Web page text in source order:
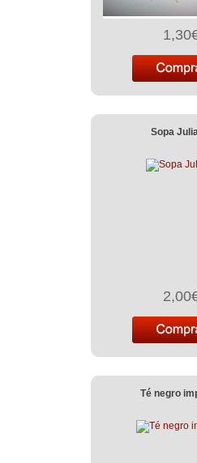
Sopa
Té negro